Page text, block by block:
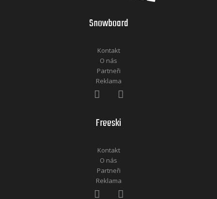
Snowboard
Kontakt
O nás
Partneři
Reklama
Freeski
Kontakt
O nás
Partneři
Reklama